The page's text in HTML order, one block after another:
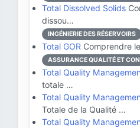
Total Dissolved Solids
dissou…
INGÉNIERIE DES RÉSERVOIRS
Total GOR Comprendre
ASSURANCE QUALITÉ ET
Total Quality
totale …
Total Quality
Totale de la Qualité …
Total Quality